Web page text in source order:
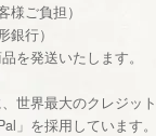
ご負担）
銀行）
を発送いたします。
世界最大のクレジッ
」を採用しています